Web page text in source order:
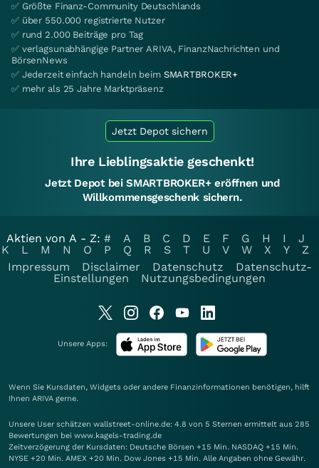
✅ Größte Finanz-Community Deutschlands
✅ über 550.000 registrierte Nutzer
✅ rund 2.000 Beiträge pro Tag
✅ verlagsunabhängige Partner ARIVA, FinanzNachrichten und
BörsenNews
✅ Jederzeit einfach handeln beim SMARTBROKER+
✅ mehr als 25 Jahre Marktpräsenz
Jetzt Depot sichern
Ihre Lieblingsaktie geschenkt!
Jetzt Depot bei SMARTBROKER+ eröffnen und
Willkommensgeschenk sichern.
Aktien von A - Z: # A B C D E F G H I
J
K
L M N O P Q R S T U V W X Y
Z
Impressum
Disclaimer Datenschutz
Datenschutz-
Einstellungen
Nutzungsbedingungen
Unsere Apps:
Wenn Sie Kursdaten, Widgets oder andere Finanzinformationen benötigen, hilft
Ihnen ARIVA gerne.
Unsere User schätzen wallstreet-online.de: 4.8 von 5 Sternen ermittelt aus 285
Bewertungen bei www.kagels-trading.de
Zeitverzögerung der Kursdaten: Deutsche Börsen +15 Min. NASDAQ +15 Min.
NYSE +20 Min. AMEX +20 Min. Dow Jones +15 Min. Alle Angaben ohne Gewähr.